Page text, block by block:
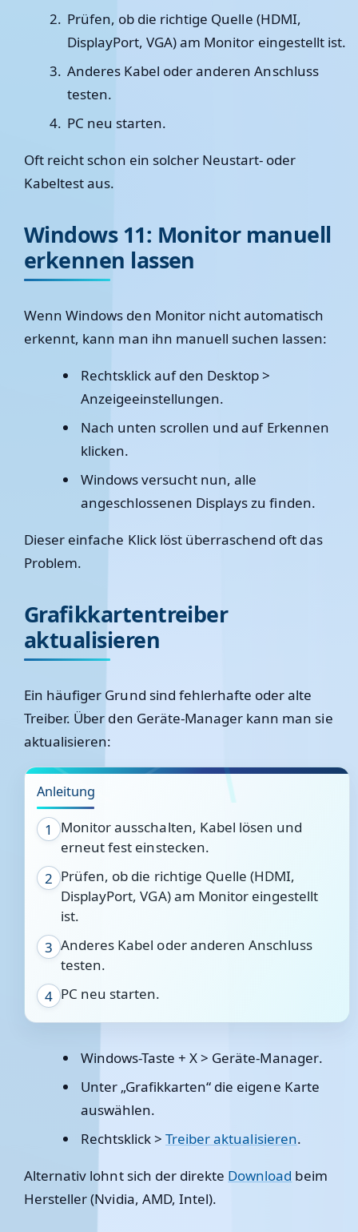
Prüfen, ob die richtige Quelle (HDMI,
DisplayPort, VGA) am Monitor eingestellt ist.
Anderes Kabel oder anderen Anschluss
testen.
PC neu starten.
Oft reicht schon ein solcher Neustart- oder
Kabeltest aus.
Windows 11: Monitor manuell
erkennen lassen
Wenn Windows den Monitor nicht automatisch
erkennt, kann man ihn manuell suchen lassen:
Rechtsklick auf den Desktop >
Anzeigeeinstellungen.
Nach unten scrollen und auf Erkennen
klicken.
Windows versucht nun, alle
angeschlossenen Displays zu finden.
Dieser einfache Klick löst überraschend oft das
Problem.
Grafikkartentreiber
aktualisieren
Ein häufiger Grund sind fehlerhafte oder alte
Treiber. Über den Geräte-Manager kann man sie
aktualisieren:
Anleitung
1
Monitor ausschalten, Kabel lösen und
erneut fest einstecken.
2 Prüfen, ob die richtige Quelle (HDMI,
DisplayPort, VGA) am Monitor eingestellt
ist.
3 Anderes Kabel oder anderen Anschluss
testen.
4 PC neu starten.
Windows-Taste + X > Geräte-Manager.
Unter „Grafikkarten“ die eigene Karte
auswählen.
Rechtsklick >Treiber aktualisieren.
Alternativ lohnt sich der direkte Download beim
Hersteller (Nvidia, AMD, Intel).